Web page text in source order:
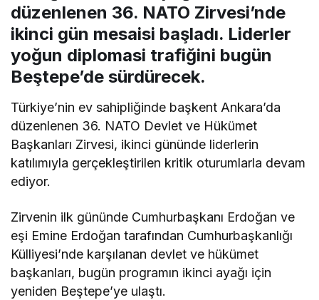
düzenlenen 36. NATO Zirvesi’nde
ikinci gün mesaisi başladı. Liderler
yoğun diplomasi trafiğini bugün
Beştepe’de sürdürecek.
Türkiye’nin ev sahipliğinde başkent Ankara’da
düzenlenen 36. NATO Devlet ve Hükümet
Başkanları Zirvesi, ikinci gününde liderlerin
katılımıyla gerçekleştirilen kritik oturumlarla devam
ediyor.
Zirvenin ilk gününde Cumhurbaşkanı Erdoğan ve
eşi Emine Erdoğan tarafından Cumhurbaşkanlığı
Külliyesi’nde karşılanan devlet ve hükümet
başkanları, bugün programın ikinci ayağı için
yeniden Beştepe’ye ulaştı.